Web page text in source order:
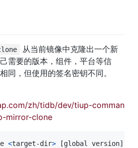
从当前镜像中克隆出一个新
需要的版本，组件，平台等信
同，但使用的签名密钥不同。
zh/tidb/dev/tiup-comman
mirror-clone
<target-dir> [global version]